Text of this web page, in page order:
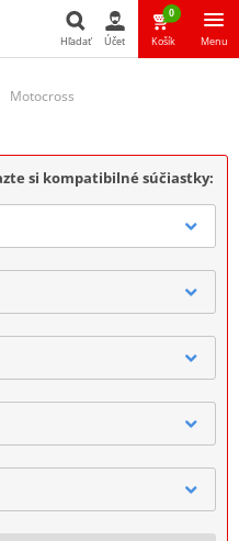
Hľadať Účet
0
Košík Menu
Motocross
si kompatibilné súčiastky: